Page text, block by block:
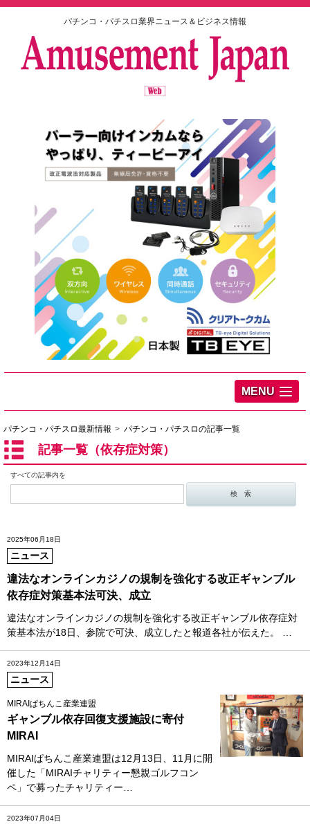
パチンコ・パチスロ業界ニュース＆ビジネス情報
MENU
パチンコ・パチスロ最新情報 パチンコ・パチスロの記事一覧
記事一覧（依存症対策）
すべての記事内を
2025年06月18日
ニュース
違法なオンラインカジノの規制を強化する改正ギャンブル
依存症対策基本法可決、成立
違法なオンラインカジノの規制を強化する改正ギャンブル依存症対
策基本法が18日、参院で可決、成立したと報道各社が伝えた。 …
2023年12月14日
ニュース
MIRAIぱちんこ産業連盟
ギャンブル依存回復支援施設に寄付
MIRAI
MIRAIぱちんこ産業連盟は12月13日、11月に開
催した「MIRAIチャリティー懇親ゴルフコン
ペ」で募ったチャリティー…
2023年07月04日